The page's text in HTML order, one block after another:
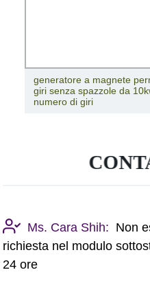
10kw 250rpm Generatore
basso numero di giri
numero di giri
Ms. Cara Shih: Non
richiesta nel modulo
24 ore